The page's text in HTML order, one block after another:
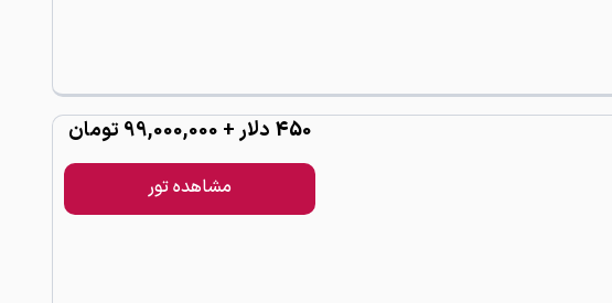
450 دلار+ 99,000,000 تومان
مشاهده تور